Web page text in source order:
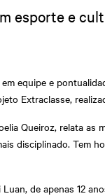
esporte e
equipe e
Extraclasse,
Queiroz, relata
disciplinado. Tem
de apenas 12